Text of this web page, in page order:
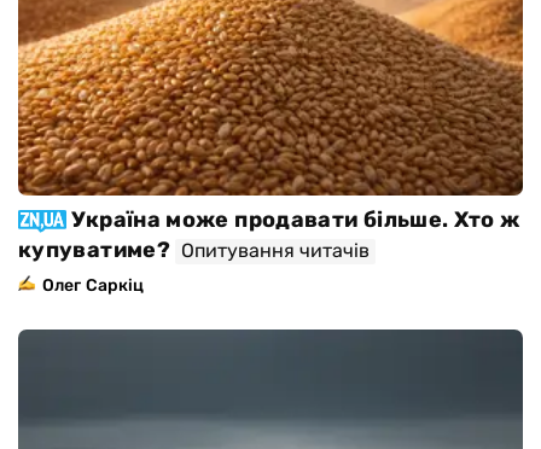
Україна може продавати більше. Хто ж
купуватиме? Опитування читачів
Олег Саркіц